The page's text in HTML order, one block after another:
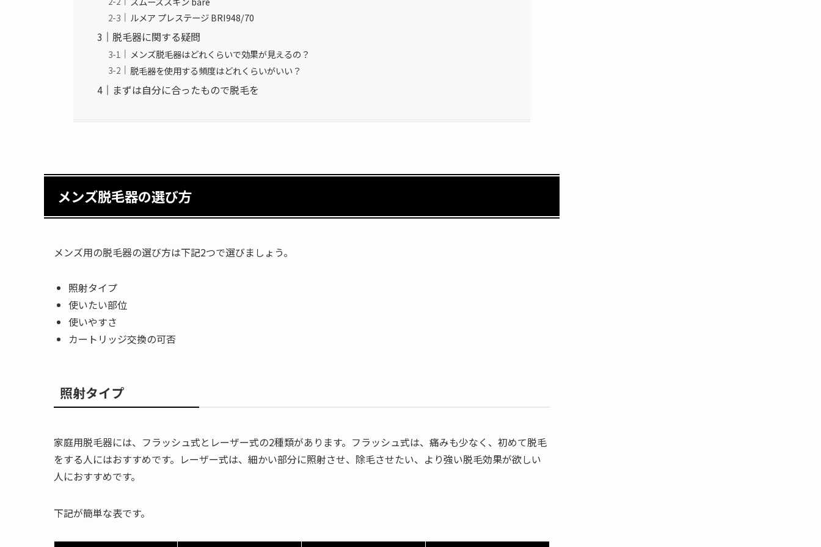
ルメア プレステージ BRI948/70
脱毛器に関する疑問
メンズ脱毛器はどれくらいで効果が見えるの？
脱毛器を使用する頻度はどれくらいがいい？
まずは自分に合ったもので脱毛を
メンズ脱毛器の選び方
メンズ用の脱毛器の選び方は下記2つで選びましょう。
照射タイプ
使いたい部位
使いやすさ
カートリッジ交換の可否
照射タイプ
家庭用脱毛器には、フラッシュ式とレーザー式の2種類があります。フラッシュ式は、痛みも少なく、初めて脱毛
をする人にはおすすめです。レーザー式は、細かい部分に照射させ、除毛させたい、より強い脱毛効果が欲しい
人におすすめです。
下記が簡単な表です。